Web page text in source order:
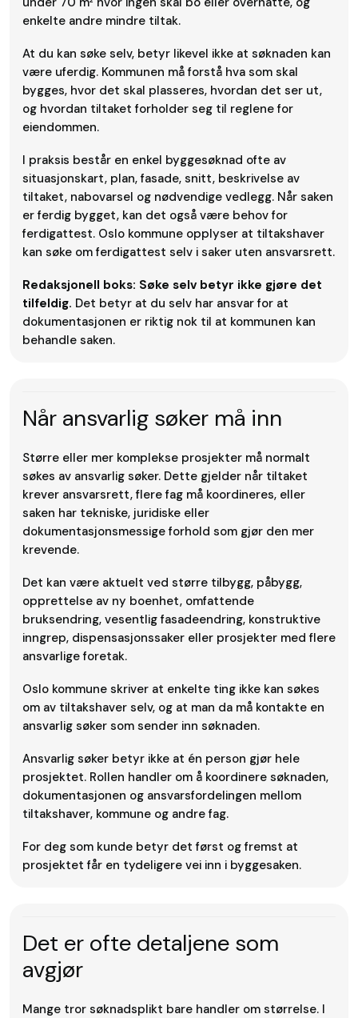
enkelte andre mindre tiltak.
At du kan søke selv, betyr likevel ikke at søknaden kan
være uferdig. Kommunen må forstå hva som skal
bygges, hvor det skal plasseres, hvordan det ser ut,
og hvordan tiltaket forholder seg til reglene for
eiendommen.
I praksis består en enkel byggesøknad ofte av
situasjonskart, plan, fasade, snitt, beskrivelse av
tiltaket, nabovarsel og nødvendige vedlegg. Når saken
er ferdig bygget, kan det også være behov for
ferdigattest. Oslo kommune opplyser at tiltakshaver
kan søke om ferdigattest selv i saker uten ansvarsrett.
Redaksjonell boks: Søke selv betyr ikke gjøre det
tilfeldig. Det betyr at du selv har ansvar for at
dokumentasjonen er riktig nok til at kommunen kan
behandle saken.
Når ansvarlig søker må inn
Større eller mer komplekse prosjekter må normalt
søkes av ansvarlig søker. Dette gjelder når tiltaket
krever ansvarsrett, flere fag må koordineres, eller
saken har tekniske, juridiske eller
dokumentasjonsmessige forhold som gjør den mer
krevende.
Det kan være aktuelt ved større tilbygg, påbygg,
opprettelse av ny boenhet, omfattende
bruksendring, vesentlig fasadeendring, konstruktive
inngrep, dispensasjonssaker eller prosjekter med flere
ansvarlige foretak.
Oslo kommune skriver at enkelte ting ikke kan søkes
om av tiltakshaver selv, og at man da må kontakte en
ansvarlig søker som sender inn søknaden.
Ansvarlig søker betyr ikke at én person gjør hele
prosjektet. Rollen handler om å koordinere søknaden,
dokumentasjonen og ansvarsfordelingen mellom
tiltakshaver, kommune og andre fag.
For deg som kunde betyr det først og fremst at
prosjektet får en tydeligere vei inn i byggesaken.
Det er ofte detaljene som
avgjør
Mange tror søknadsplikt bare handler om størrelse. I